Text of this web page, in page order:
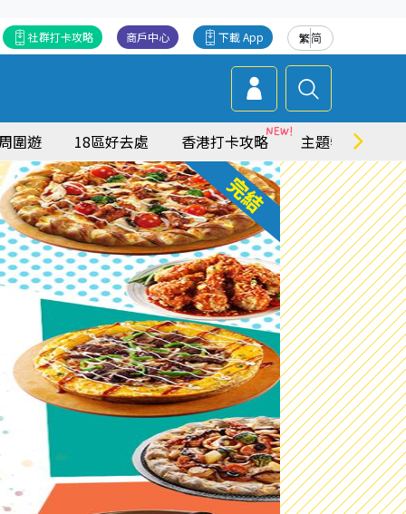
繁简
下載 App
商戶中心
社群打卡攻略
圍遊 18區好去處 香港打卡攻略 主題特集